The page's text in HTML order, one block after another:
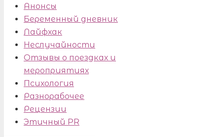
Анонсы
Беременный дневник
Лайфхак
Неслучайности
Отзывы о поездках и
мероприятиях
Психология
Разнорабочее
Рецензии
Этичный PR